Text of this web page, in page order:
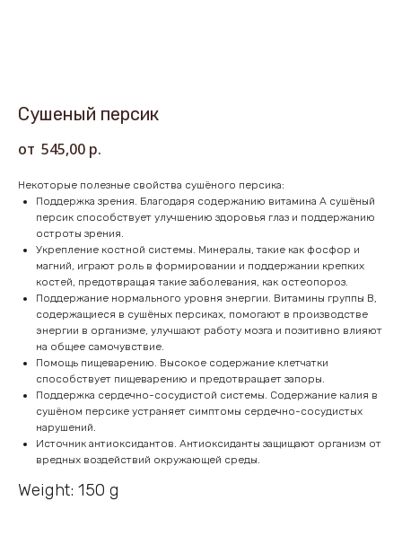
Сушеный персик
545,00 р.
Некоторые полезные свойства сушёного персика:
Поддержка зрения. Благодаря содержанию витамина А сушёный
персик способствует улучшению здоровья глаз и поддержанию
остроты зрения.
Укрепление костной системы. Минералы, такие как фосфор и
магний, играют роль в формировании и поддержании крепких
костей, предотвращая такие заболевания, как остеопороз.
Поддержание нормального уровня энергии. Витамины группы B,
содержащиеся в сушёных персиках, помогают в производстве
энергии в организме, улучшают работу мозга и позитивно влияют
на общее самочувствие.
Помощь пищеварению. Высокое содержание клетчатки
способствует пищеварению и предотвращает запоры.
Поддержка сердечно-сосудистой системы. Содержание калия в
сушёном персике устраняет симптомы сердечно-сосудистых
нарушений.
Источник антиоксидантов. Антиоксиданты защищают организм от
вредных воздействий окружающей среды.
Weight: 150 g